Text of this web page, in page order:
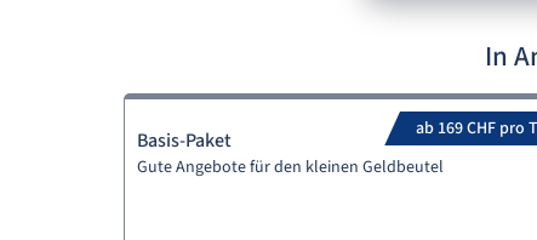
In
ab 169 CHF pro
Basis-Paket
Gute Angebote für den kleinen Geldbeutel